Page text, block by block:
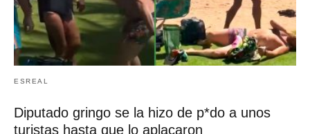
ESREAL
Diputado gringo se la hizo de p*do a unos
turistas hasta que lo aplacaron